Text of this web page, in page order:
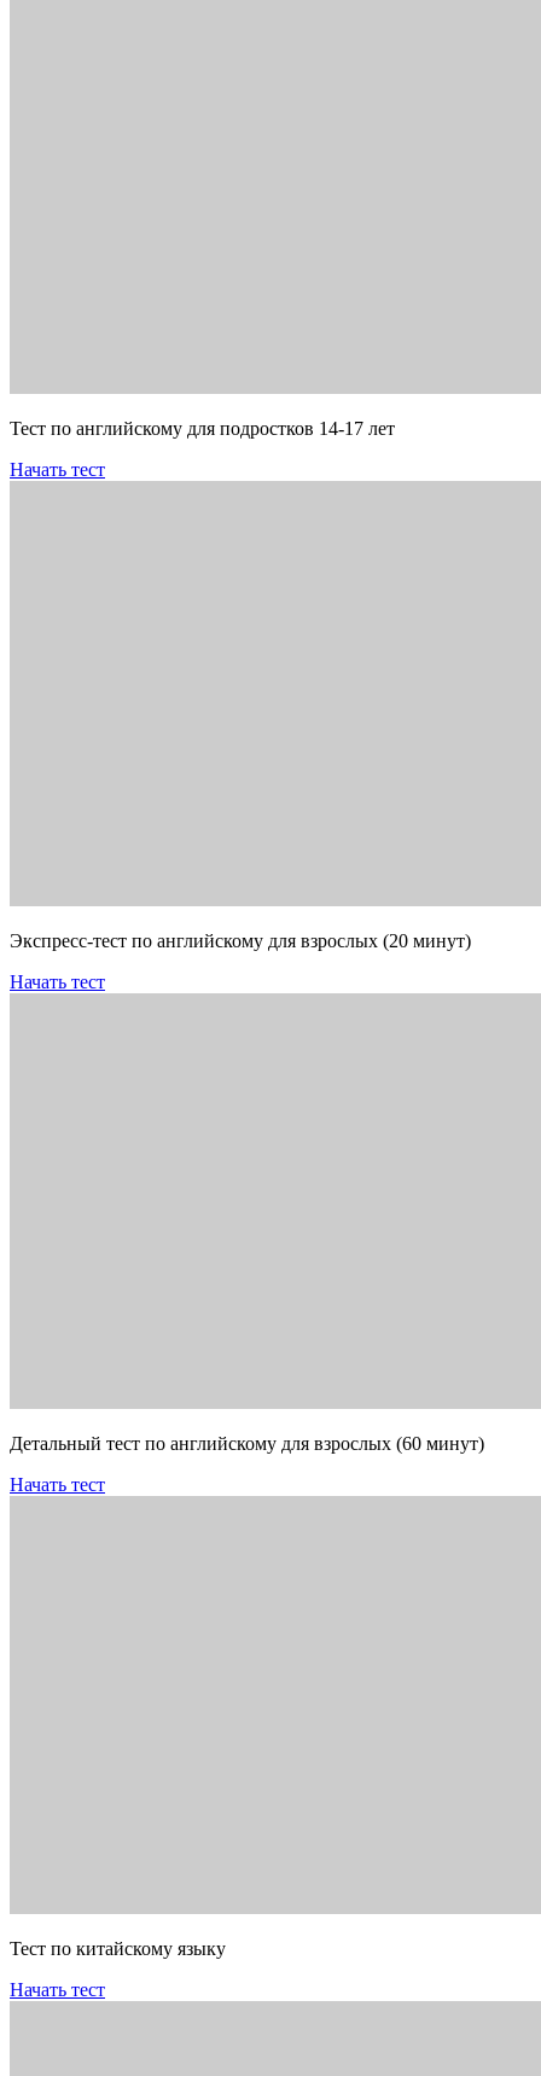
Тест по английскому для подростков 14-17 лет
Начать тест
Экспресс-тест по английскому для взрослых (20 минут)
Начать тест
Детальный тест по английскому для взрослых (60 минут)
Начать тест
Тест по китайскому языку
Начать тест